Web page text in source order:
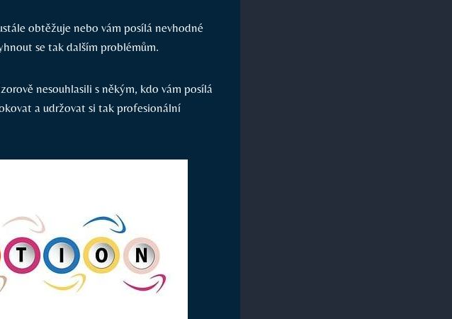
obtěžuje nebo vám posílá nevhodné
se tak dalším problémům.
nesouhlasili s někým, kdo vám posílá
a udržovat si tak profesionální